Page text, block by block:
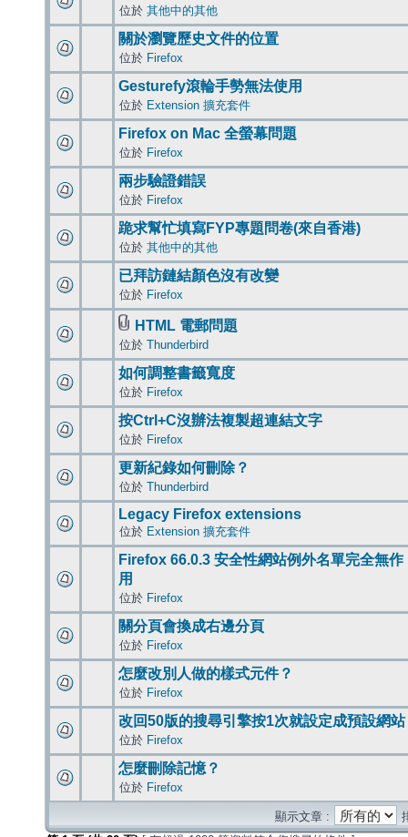
位於 其他中的其他
關於瀏覽歷史文件的位置
位於 Firefox
Gesturefy滾輪手勢無法使用
位於 Extension 擴充套件
Firefox on Mac 全螢幕問題
位於 Firefox
兩步驗證錯誤
位於 Firefox
跪求幫忙填寫FYP專題問卷(來自香港)
位於 其他中的其他
已拜訪鏈結顏色沒有改變
位於 Firefox
HTML 電郵問題
位於 Thunderbird
如何調整書籤寬度
位於 Firefox
按Ctrl+C沒辦法複製超連結文字
位於 Firefox
更新紀錄如何刪除？
位於 Thunderbird
Legacy Firefox extensions
位於 Extension 擴充套件
Firefox 66.0.3 安全性網站例外名單完全無作
用
位於 Firefox
關分頁會換成右邊分頁
位於 Firefox
怎麼改別人做的樣式元件？
位於 Firefox
改回50版的搜尋引擎按1次就設定成預設網站
位於 Firefox
怎麼刪除記憶？
位於 Firefox
顯示文章 :